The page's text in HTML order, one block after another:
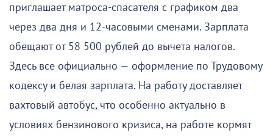
приглашает матроса-спасателя с графиком два
через два дня и 12-часовыми сменами. Зарплата
обещают от 58 500 рублей до вычета налогов.
Здесь все официально — оформление по Трудовому
кодексу и белая зарплата. На работу доставляет
вахтовый автобус, что особенно актуально в
условиях бензинового кризиса, на работе кормят